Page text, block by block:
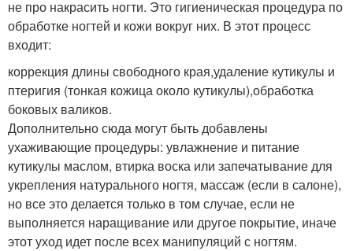
не про накрасить ногти. Это гигиеническая процедура по
обработке ногтей и кожи вокруг них. В этот процесс
входит:
коррекция длины свободного края,удаление кутикулы и
птеригия (тонкая кожица около кутикулы),обработка
боковых валиков.
Дополнительно сюда могут быть добавлены
ухаживающие процедуры: увлажнение и питание
кутикулы маслом, втирка воска или запечатывание для
укрепления натурального ногтя, массаж (если в салоне),
но все это делается только в том случае, если не
выполняется наращивание или другое покрытие, иначе
этот уход идет после всех манипуляций с ногтям.